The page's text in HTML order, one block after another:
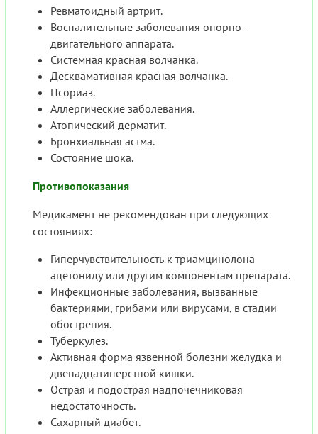
Ревматоидный артрит.
Воспалительные заболевания опорно-
двигательного аппарата.
Системная красная волчанка.
Десквамативная красная волчанка.
Псориаз.
Аллергические заболевания.
Атопический дерматит.
Бронхиальная астма.
Состояние шока.
Противопоказания
Медикамент не рекомендован при следующих
состояниях:
Гиперчувствительность к триамцинолона
ацетониду или другим компонентам препарата.
Инфекционные заболевания, вызванные
бактериями, грибами или вирусами, в стадии
обострения.
Туберкулез.
Активная форма язвенной болезни желудка и
двенадцатиперстной кишки.
Острая и подострая надпочечниковая
недостаточность.
Сахарный диабет.